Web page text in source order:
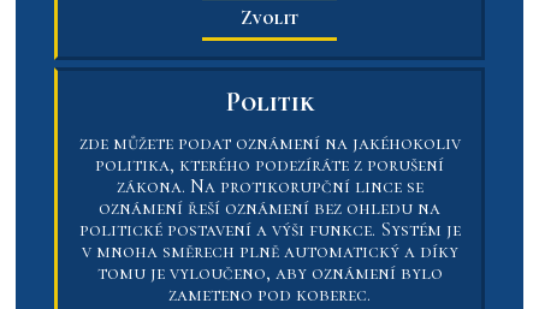
Zvolit
Politik
zde můžete podat oznámení na jakéhokoliv
politika, kterého podezíráte z porušení
zákona. Na protikorupční lince se
oznámení řeší oznámení bez ohledu na
politické postavení a výši funkce. Systém je
v mnoha směrech plně automatický a díky
tomu je vyloučeno, aby oznámení bylo
zameteno pod koberec.